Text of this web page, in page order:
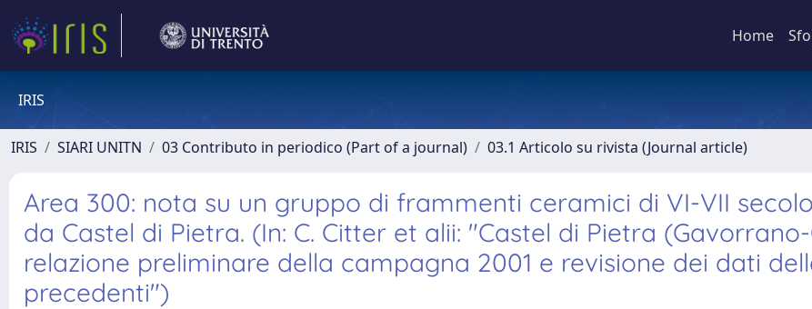
Home
IRIS
IRIS SIARI UNITN 03 Contributo in periodico (Part of a journal) 03.1 Articolo su rivista (Journal article)
Area 300: nota su un gruppo di frammenti ceramici di VI-VII secolo
da Castel di Pietra. (In: C. Citter et alii: "Castel di Pietra (Gavorrano-
relazione preliminare della campagna 2001 e revisione dei dati
precedenti")